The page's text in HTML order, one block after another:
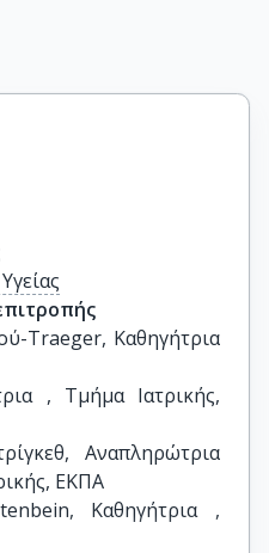
Traeger, Καθηγήτρια
, Τμήμα Ιατρικής,
Αναπληρώτρια
ΕΚΠΑ
Καθηγήτρια ,